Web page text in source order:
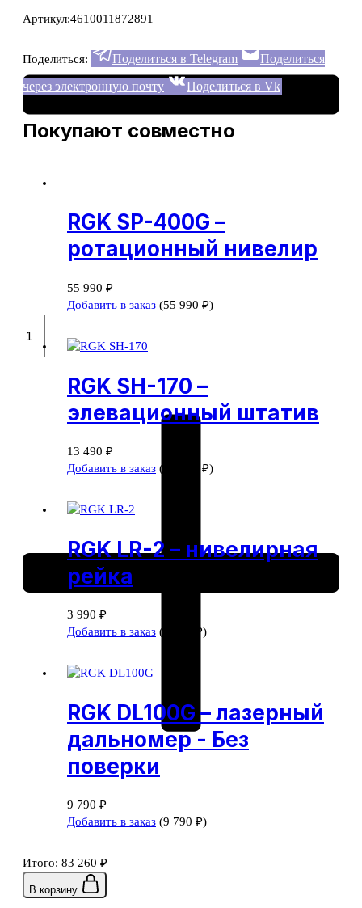
Количество
товара
RGK
ротационный
Артикул:4610011872891
Поделиться: Поделиться в Telegram
Поделиться
через электронную почту
Поделиться в Vk
Покупают совместно
RGK SP-400G –
ротационный нивелир
55 990 ₽
Добавить в заказ (55 990 ₽)
RGK SH-170 –
элевационный штатив
13 490 ₽
Добавить в заказ ( ₽)
RGK LR-2 – нивелирная
рейка
3 990 ₽
Добавить в заказ ( ₽)
RGK DL100G – лазерный
дальномер - Без
поверки
9 790 ₽
Добавить в заказ (9 790 ₽)
Итого: 83 260 ₽
В корзину